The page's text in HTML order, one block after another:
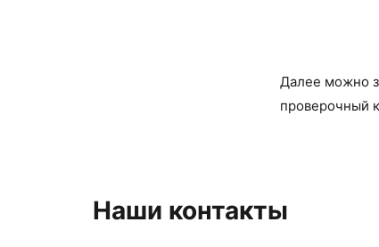
Далее можно
проверочный
Наши контакты